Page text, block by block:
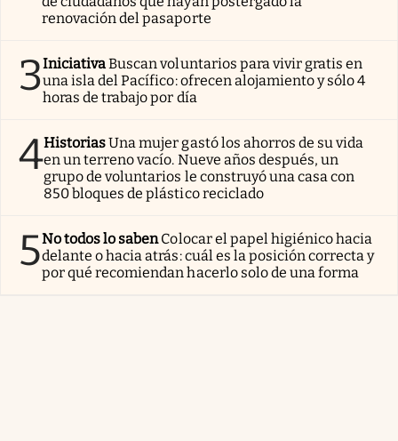
renovación del pasaporte
3IniciativaBuscan voluntarios para vivir gratis en
una isla del Pacífico: ofrecen alojamiento y sólo 4
horas de trabajo por día
4HistoriasUna mujer gastó los ahorros de su vida
en un terreno vacío. Nueve años después, un
grupo de voluntarios le construyó una casa con
850 bloques de plástico reciclado
5No todos lo sabenColocar el papel higiénico hacia
delante o hacia atrás: cuál es la posición correcta y
por qué recomiendan hacerlo solo de una forma